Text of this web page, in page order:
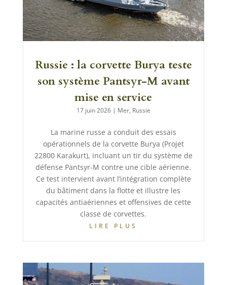
Russie : la corvette Burya teste
son système Pantsyr-M avant
mise en service
17 juin 2026| Mer, Russie
La marine russe a conduit des essais
opérationnels de la corvette Burya (Projet
22800 Karakurt), incluant un tir du système de
défense Pantsyr-M contre une cible aérienne.
Ce test intervient avant l’intégration complète
du bâtiment dans la flotte et illustre les
capacités antiaériennes et offensives de cette
classe de corvettes.
LIRE PLUS